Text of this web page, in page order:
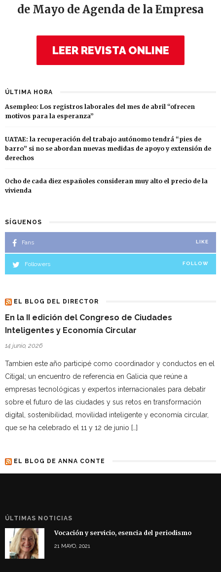
de Mayo de Agenda de la Empresa
LEER REVISTA ONLINE
ÚLTIMA HORA
Asempleo: Los registros laborales del mes de abril “ofrecen
motivos para la esperanza”
UATAE: la recuperación del trabajo autónomo tendrá “pies de
barro” si no se abordan nuevas medidas de apoyo y extensión de
derechos
Ocho de cada diez españoles consideran muy alto el precio de la
vivienda
SÍGUENOS
Fans LIKE
Followers FOLLOW
EL BLOG DEL DIRECTOR
En la II edición del Congreso de Ciudades
Inteligentes y Economía Circular
14 junio, 2026
Tambien este año participé como coordinador y conductos en el
Citigal; un encuentro de referencia en Galicia que reúne a
empresas tecnológicas y expertos internacionales para debatir
sobre el futuro de las ciudades y sus retos en transformación
digital, sostenibilidad, movilidad inteligente y economía circular,
que se ha celebrado el 11 y 12 de junio […]
EL BLOG DE ANNA CONTE
ÚLTIMAS NOTICIAS
Vocación y servicio, esencia del periodismo
21 MAYO, 2021